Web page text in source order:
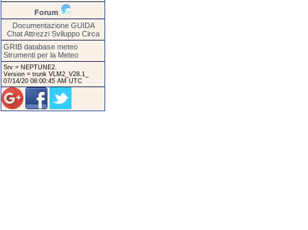
Forum
Documentazione GUIDA
Chat Attrezzi Sviluppo Circa
GRIB database meteo
Strumenti per la Meteo
Srv = NEPTUNE2.
Version = trunk VLM2_V28.1_
07/14/20 08:00:45 AM UTC